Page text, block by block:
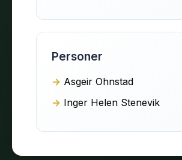
Personer
Asgeir Ohnstad
Inger Helen Stenevik